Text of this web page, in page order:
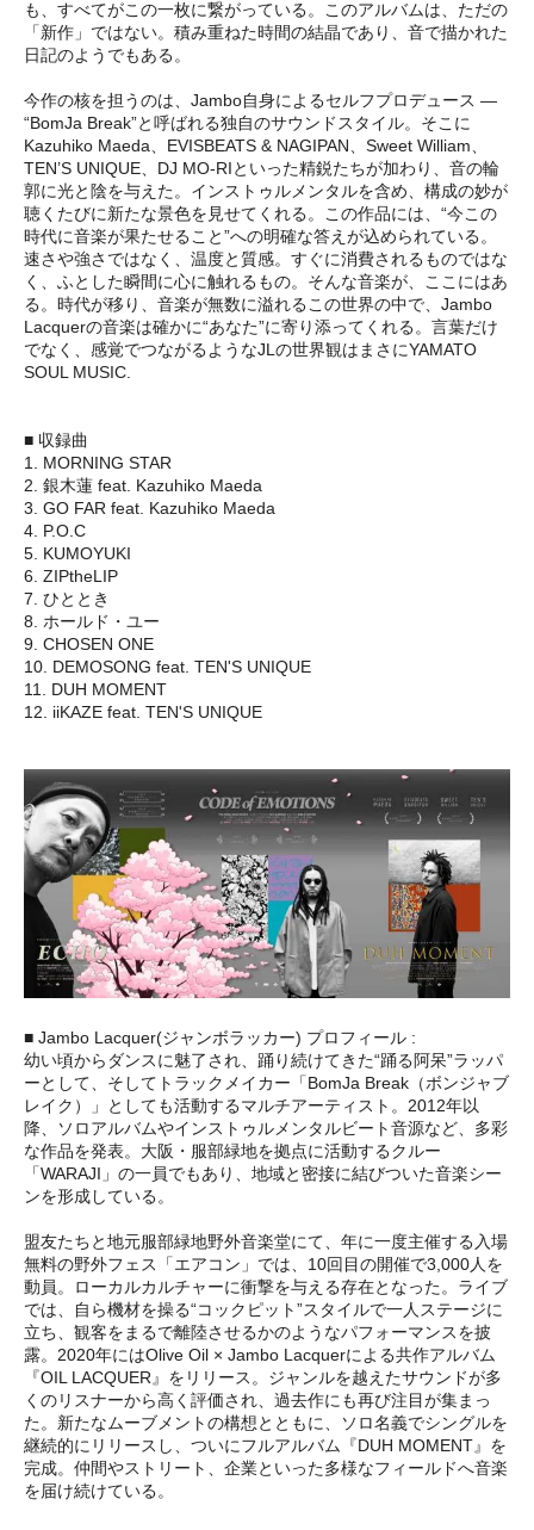
も、すべてがこの一枚に繋がっている。このアルバムは、ただの
「新作」ではない。積み重ねた時間の結晶であり、音で描かれた
日記のようでもある。
今作の核を担うのは、Jambo自身によるセルフプロデュース ―
“BomJa Break”と呼ばれる独自のサウンドスタイル。そこに
Kazuhiko Maeda、EVISBEATS & NAGIPAN、Sweet William、
TEN’S UNIQUE、DJ MO-RIといった精鋭たちが加わり、音の輪
郭に光と陰を与えた。インストゥルメンタルを含め、構成の妙が
聴くたびに新たな景色を見せてくれる。この作品には、“今この
時代に音楽が果たせること”への明確な答えが込められている。
速さや強さではなく、温度と質感。すぐに消費されるものではな
く、ふとした瞬間に心に触れるもの。そんな音楽が、ここにはあ
る。時代が移り、音楽が無数に溢れるこの世界の中で、Jambo
Lacquerの音楽は確かに“あなた”に寄り添ってくれる。言葉だけ
でなく、感覚でつながるようなJLの世界観はまさにYAMATO
SOUL MUSIC.
■ 収録曲
1. MORNING STAR
2. 銀木蓮 feat. Kazuhiko Maeda
3. GO FAR feat. Kazuhiko Maeda
4. P.O.C
5. KUMOYUKI
6. ZIPtheLIP
7. ひととき
8. ホールド・ユー
9. CHOSEN ONE
10. DEMOSONG feat. TEN'S UNIQUE
11. DUH MOMENT
12. iiKAZE feat. TEN'S UNIQUE
■ Jambo Lacquer(ジャンボラッカー) プロフィール :
幼い頃からダンスに魅了され、踊り続けてきた“踊る阿呆”ラッパ
ーとして、そしてトラックメイカー「BomJa Break（ボンジャブ
レイク）」としても活動するマルチアーティスト。2012年以
降、ソロアルバムやインストゥルメンタルビート音源など、多彩
な作品を発表。大阪・服部緑地を拠点に活動するクルー
「WARAJI」の一員でもあり、地域と密接に結びついた音楽シー
ンを形成している。
盟友たちと地元服部緑地野外音楽堂にて、年に一度主催する入場
無料の野外フェス「エアコン」では、10回目の開催で3,000人を
動員。ローカルカルチャーに衝撃を与える存在となった。ライブ
では、自ら機材を操る“コックピット”スタイルで一人ステージに
立ち、観客をまるで離陸させるかのようなパフォーマンスを披
露。2020年にはOlive Oil × Jambo Lacquerによる共作アルバム
『OIL LACQUER』をリリース。ジャンルを越えたサウンドが多
くのリスナーから高く評価され、過去作にも再び注目が集まっ
た。新たなムーブメントの構想とともに、ソロ名義でシングルを
継続的にリリースし、ついにフルアルバム『DUH MOMENT』を
完成。仲間やストリート、企業といった多様なフィールドへ音楽
を届け続けている。